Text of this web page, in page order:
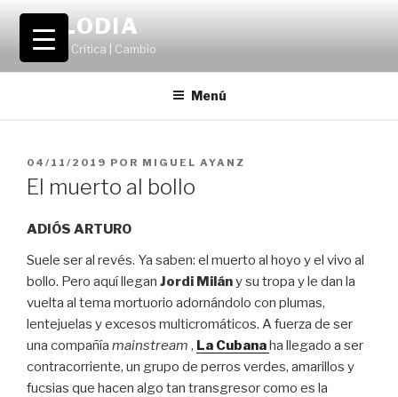
Saltar
contenido
VOLODIA
Teatro | Crítica | Cambio
Menú
PUBLICADO
EL
04/11/2019 POR MIGUEL AYANZ
El muerto al bollo
ADIÓS ARTURO
Suele ser al revés. Ya saben: el muerto al hoyo y el vivo al
bollo. Pero aquí llegan Jordi Milány su tropa y le dan la
vuelta al tema mortuorio adornándolo con plumas,
lentejuelas y excesos multicromáticos. A fuerza de ser
una compañía mainstream , La Cubanaha llegado a ser
contracorriente, un grupo de perros verdes, amarillos y
fucsias que hacen algo tan transgresor como es la